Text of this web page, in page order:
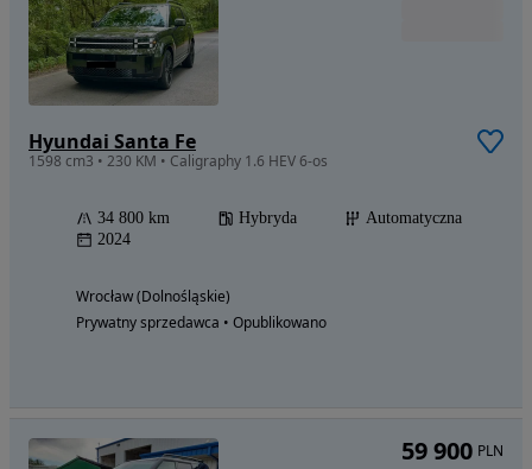
Hyundai Santa Fe
1598 cm3 • 230 KM • Caligraphy 1.6 HEV 6-os
34 800 km Hybryda
Automatyczna
2024
Wrocław (Dolnośląskie)
Prywatny sprzedawca • Opublikowano
59 900 PLN